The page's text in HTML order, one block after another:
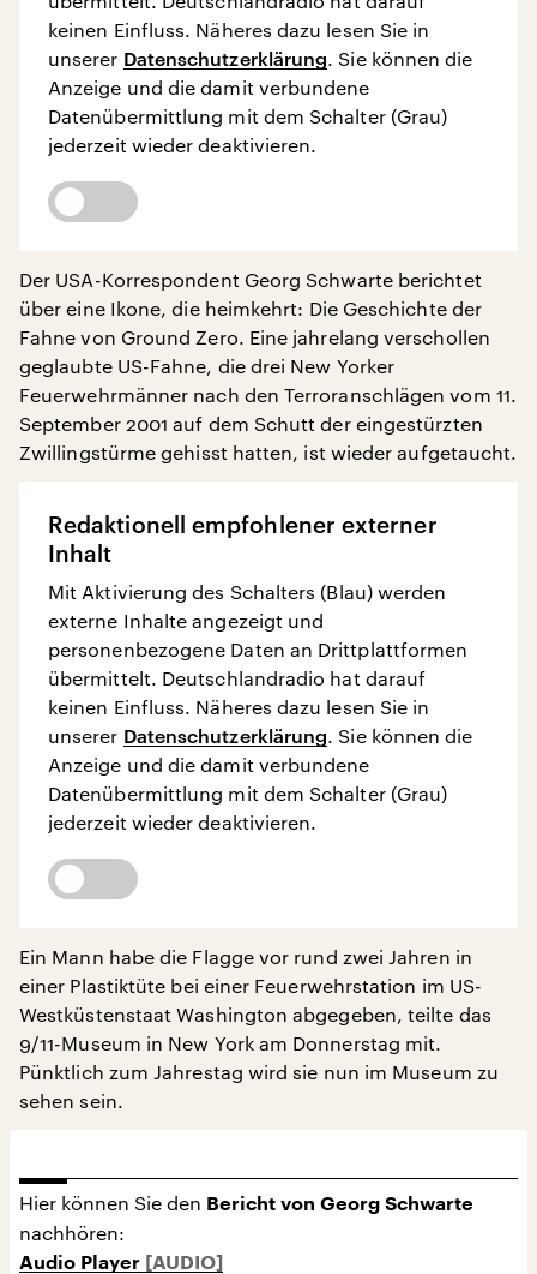
keinen Einfluss. Näheres dazu lesen Sie in
unserer Datenschutzerklärung. Sie können die
Anzeige und die damit verbundene
Datenübermittlung mit dem Schalter (Grau)
jederzeit wieder deaktivieren.
Der USA-Korrespondent Georg Schwarte berichtet
über eine Ikone, die heimkehrt: Die Geschichte der
Fahne von Ground Zero. Eine jahrelang verschollen
geglaubte US-Fahne, die drei New Yorker
Feuerwehrmänner nach den Terroranschlägen vom 11.
September 2001 auf dem Schutt der eingestürzten
Zwillingstürme gehisst hatten, ist wieder aufgetaucht.
Redaktionell empfohlener externer
Inhalt
Mit Aktivierung des Schalters (Blau) werden
externe Inhalte angezeigt und
personenbezogene Daten an Drittplattformen
übermittelt. Deutschlandradio hat darauf
keinen Einfluss. Näheres dazu lesen Sie in
unserer Datenschutzerklärung. Sie können die
Anzeige und die damit verbundene
Datenübermittlung mit dem Schalter (Grau)
jederzeit wieder deaktivieren.
Ein Mann habe die Flagge vor rund zwei Jahren in
einer Plastiktüte bei einer Feuerwehrstation im US-
Westküstenstaat Washington abgegeben, teilte das
9/11-Museum in New York am Donnerstag mit.
Pünktlich zum Jahrestag wird sie nun im Museum zu
sehen sein.
Hier können Sie den Bericht von Georg Schwarte
nachhören:
Audio Player